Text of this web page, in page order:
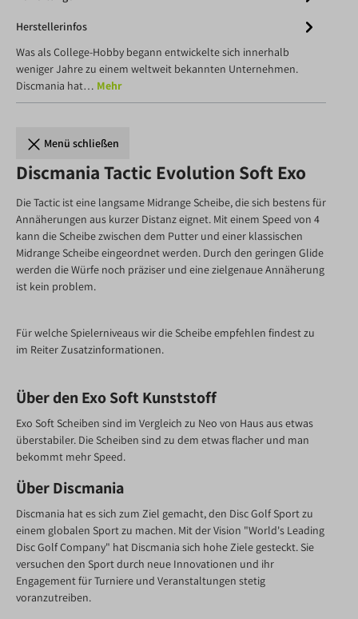
Herstellerinfos
Was als College-Hobby begann entwickelte sich innerhalb
weniger Jahre zu einem weltweit bekannten Unternehmen.
Discmania hat… Mehr
Menü schließen
Discmania Tactic Evolution Soft Exo
Die Tactic ist eine langsame Midrange Scheibe, die sich bestens für
Annäherungen aus kurzer Distanz eignet. Mit einem Speed von 4
kann die Scheibe zwischen dem Putter und einer klassischen
Midrange Scheibe eingeordnet werden. Durch den geringen Glide
werden die Würfe noch präziser und eine zielgenaue Annäherung
ist kein problem.
Für welche Spielerniveaus wir die Scheibe empfehlen findest zu
im Reiter Zusatzinformationen.
Über den Exo Soft Kunststoff
Exo Soft Scheiben sind im Vergleich zu Neo von Haus aus etwas
überstabiler. Die Scheiben sind zu dem etwas flacher und man
bekommt mehr Speed.
Über Discmania
Discmania hat es sich zum Ziel gemacht, den Disc Golf Sport zu
einem globalen Sport zu machen. Mit der Vision "World's Leading
Disc Golf Company" hat Discmania sich hohe Ziele gesteckt. Sie
versuchen den Sport durch neue Innovationen und ihr
Engagement für Turniere und Veranstaltungen stetig
voranzutreiben.